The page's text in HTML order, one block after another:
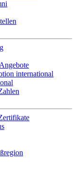
international